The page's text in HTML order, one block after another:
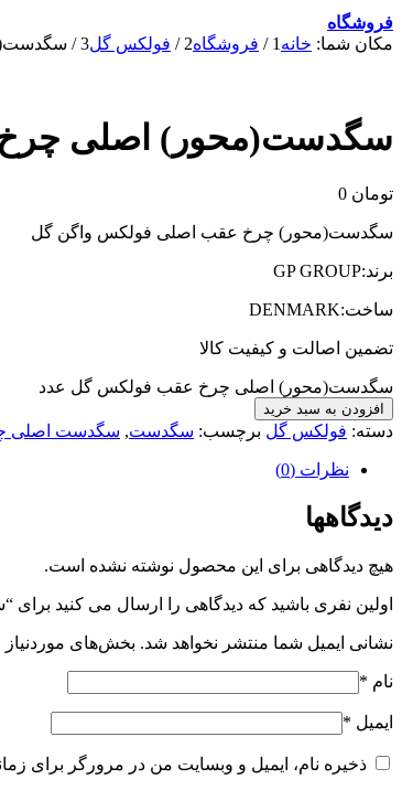
فروشگاه
مکان شما: خانه 1
/ فروشگاه2
/ فولکس گل3
/
سگدست(محور) اصلی
تومان
سگدست(محور) چرخ عقب اصلی فولکس واگن گل
برند:GP GROUP
ساخت:DENMARK
تضمین اصالت و کیفیت کالا
سگدست(محور) اصلی چرخ عقب فولکس گل عدد
افزودن به سبد خرید
دسته: فولکس گل برچسب: سگدست, سگدست اصلی
نظرات (0)
دیدگاهها
هیچ دیدگاهی برای این محصول نوشته نشده است.
اولین نفری باشید که دیدگاهی را ارسال می کنید
نشانی ایمیل شما منتشر نخواهد شد. بخش‌های
نام *
ایمیل *
ذخیره نام، ایمیل و وبسایت من در مرورگر برای